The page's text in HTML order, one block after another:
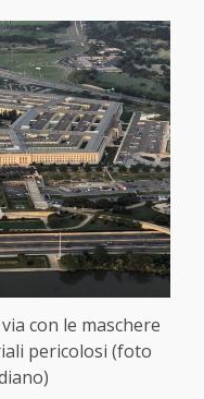
con le maschere
pericolosi (foto